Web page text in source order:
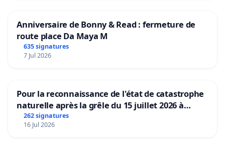
Anniversaire de Bonny & Read : fermeture de
route place Da Maya M
635 signatures
7 Jul 2026
Pour la reconnaissance de l'état de catastrophe
naturelle après la grêle du 15 juillet 2026 à
Aubenas et ses alentours
262 signatures
16 Jul 2026